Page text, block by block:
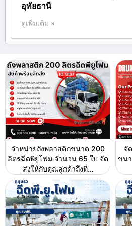
อุทัยธานี
ดูเพิ่มเติม »
จำหน่ายถังพลาสติกขนาด 200
ลิตรฉีดพียูโฟม จำนวน 65 ใบ จัด
ส่งให้กับคุณลูกค้าถึงที่…
จั
ขน